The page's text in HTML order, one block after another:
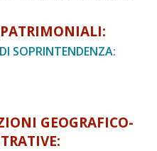
SOPRINTENDENZA:
GEOGRAFICO-